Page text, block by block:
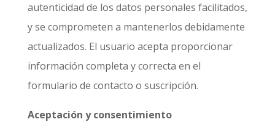
autenticidad de los datos personales facilitados,
y se comprometen a mantenerlos debidamente
actualizados. El usuario acepta proporcionar
información completa y correcta en el
formulario de contacto o suscripción.
Aceptación y consentimiento